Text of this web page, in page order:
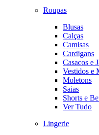
Roupas
Blusas
Calças
Camisas
Cardigans
Casacos e
Vestidos e
Moletons
Saias
Shorts e
Ver Tudo
Lingerie